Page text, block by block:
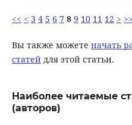
<< < 3 4 5 6 7 8 9 10 11 12 > >>
Вы также можете начать
статейдля этой статьи.
Наиболее читаемые
(авторов)